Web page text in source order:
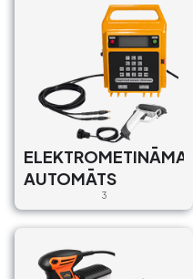
ELEKTROMETINĀMAIS
AUTOMĀTS
3